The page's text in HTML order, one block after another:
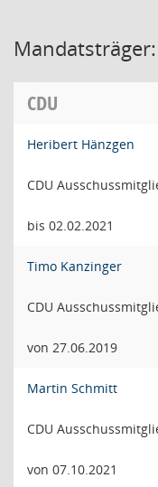
Mandatsträger:
CDU
Heribert Hänzgen
CDU
bis 02.02.2021
Timo Kanzinger
CDU
von 27.06.2019
Martin Schmitt
CDU
von 07.10.2021